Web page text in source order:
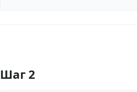
Добавить комментарий
Шаг 2